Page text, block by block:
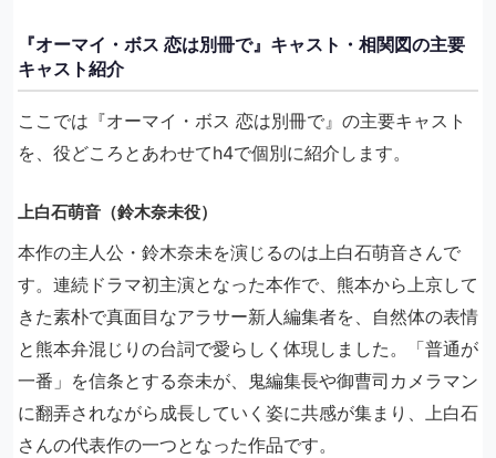
『オーマイ・ボス 恋は別冊で』キャスト・相関図の主要
キャスト紹介
ここでは『オーマイ・ボス 恋は別冊で』の主要キャスト
を、役どころとあわせてh4で個別に紹介します。
上白石萌音（鈴木奈未役）
本作の主人公・鈴木奈未を演じるのは上白石萌音さんで
す。連続ドラマ初主演となった本作で、熊本から上京して
きた素朴で真面目なアラサー新人編集者を、自然体の表情
と熊本弁混じりの台詞で愛らしく体現しました。「普通が
一番」を信条とする奈未が、鬼編集長や御曹司カメラマン
に翻弄されながら成長していく姿に共感が集まり、上白石
さんの代表作の一つとなった作品です。